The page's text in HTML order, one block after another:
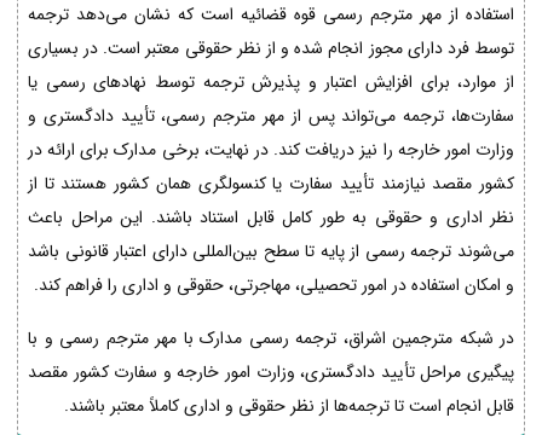
استفاده از مهر مترجم رسمی قوه قضائیه است که نشان می‌دهد ترجمه
توسط فرد دارای مجوز انجام شده و از نظر حقوقی معتبر است. در بسیاری
از موارد، برای افزایش اعتبار و پذیرش ترجمه توسط نهادهای رسمی یا
سفارت‌ها، ترجمه می‌تواند پس از مهر مترجم رسمی، تأیید دادگستری و
وزارت امور خارجه را نیز دریافت کند. در نهایت، برخی مدارک برای ارائه در
کشور مقصد نیازمند تأیید سفارت یا کنسولگری همان کشور هستند تا از
نظر اداری و حقوقی به طور کامل قابل استناد باشند. این مراحل باعث
می‌شوند ترجمه رسمی از پایه تا سطح بین‌المللی دارای اعتبار قانونی باشد
و امکان استفاده در امور تحصیلی، مهاجرتی، حقوقی و اداری را فراهم کند.
در شبکه مترجمین اشراق، ترجمه رسمی مدارک با مهر مترجم رسمی و با
پیگیری مراحل تأیید دادگستری، وزارت امور خارجه و سفارت کشور مقصد
قابل انجام است تا ترجمه‌ها از نظر حقوقی و اداری کاملاً معتبر باشند.